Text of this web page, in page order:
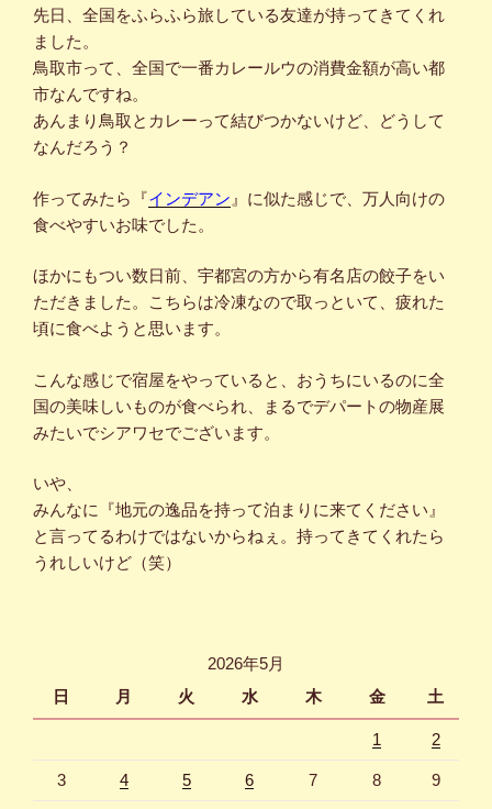
先日、全国をふらふら旅している友達が持ってきてくれ
ました。
鳥取市って、全国で一番カレールウの消費金額が高い都
市なんですね。
あんまり鳥取とカレーって結びつかないけど、どうして
なんだろう？
作ってみたら『インデアン 』に似た感じで、万人向けの
食べやすいお味でした。
ほかにもつい数日前、宇都宮の方から有名店の餃子をい
ただきました。こちらは冷凍なので取っといて、疲れた
頃に食べようと思います。
こんな感じで宿屋をやっていると、おうちにいるのに全
国の美味しいものが食べられ、まるでデパートの物産展
みたいでシアワセでございます。
いや、
みんなに『地元の逸品を持って泊まりに来てください』
と言ってるわけではないからねぇ。持ってきてくれたら
うれしいけど（笑）
2026年5月
日
月 火 水 木 金 土
1 2
3 4 5 6 7 8 9